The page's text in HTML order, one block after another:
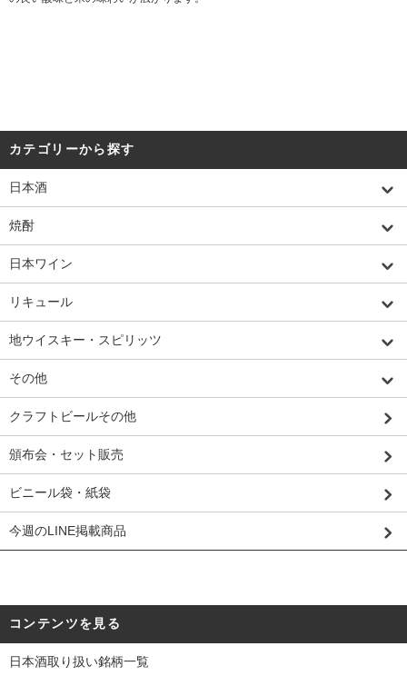
カテゴリーから探す
日本酒
焼酎
日本ワイン
リキュール
地ウイスキー・スピリッツ
その他
クラフトビールその他
頒布会・セット販売
ビニール袋・紙袋
今週のLINE掲載商品
コンテンツを見る
日本酒取り扱い銘柄一覧